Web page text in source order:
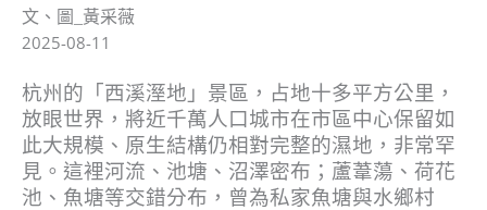
文、圖_黃采薇
2025-08-11
杭州的「西溪溼地」景區，占地十多平方公里，
放眼世界，將近千萬人口城市在市區中心保留如
此大規模、原生結構仍相對完整的濕地，非常罕
見。這裡河流、池塘、沼澤密布；蘆葦蕩、荷花
池、魚塘等交錯分布，曾為私家魚塘與水鄉村